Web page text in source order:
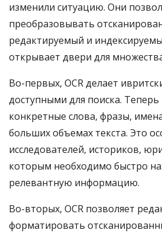
изменили ситуацию. Они
преобразовывать
редактируемый и
открывает двери для
Во-первых, OCR делает
доступными для поиска.
конкретные слова, фразы,
больших объемах текста. Это
исследователей, историков,
которым необходимо быстро
релевантную информацию.
Во-вторых, OCR позволяет
форматировать